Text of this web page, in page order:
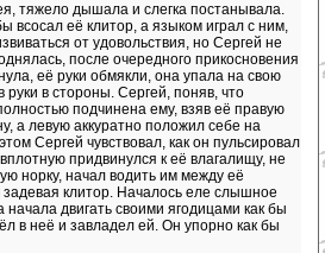
тяжело дышала и слегка постанывала.
всосал её клитор, а языком играл с ним,
от удовольствия, но Сергей не
после очередного прикосновения
её руки обмякли, она упала на свою
руки в стороны. Сергей, поняв, что
подчинена ему, взяв её правую
а левую аккуратно положил себе на
Сергей чувствовал, как он пульсировал
придвинулся к её влагалищу, не
норку, начал водить им между её
клитор. Началось еле слышное
двигать своими ягодицами как бы
в неё и завладел ей. Он упорно как бы